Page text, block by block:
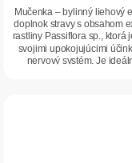
Mučenka – bylinný liehový
doplnok stravy s obsahom
rastliny Passiflora sp., ktorá
svojimi upokojujúcimi
nervový systém. Je